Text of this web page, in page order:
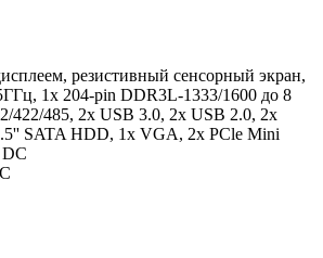
резистивный сенсорный экран,
1x 204-pin DDR3L-1333/1600 до 8
422/485, 2x USB 3.0, 2x USB 2.0, 2x
SATA HDD, 1x VGA, 2x PCle Mini